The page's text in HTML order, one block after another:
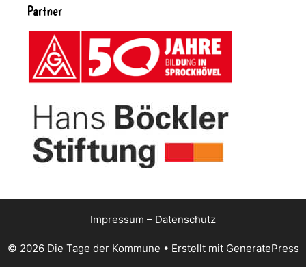
Partner
Impressum – Datenschutz
© 2026 Die Tage der Kommune • Erstellt mit GeneratePress